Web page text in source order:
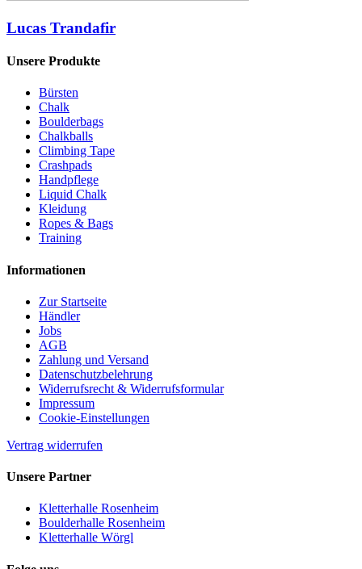
Lucas Trandafir
Unsere Produkte
Bürsten
Chalk
Boulderbags
Chalkballs
Climbing Tape
Crashpads
Handpflege
Liquid Chalk
Kleidung
Ropes & Bags
Training
Informationen
Zur Startseite
Händler
Jobs
AGB
Zahlung und Versand
Datenschutzbelehrung
Widerrufsrecht & Widerrufsformular
Impressum
Cookie-Einstellungen
Vertrag widerrufen
Unsere Partner
Kletterhalle Rosenheim
Boulderhalle Rosenheim
Kletterhalle Wörgl